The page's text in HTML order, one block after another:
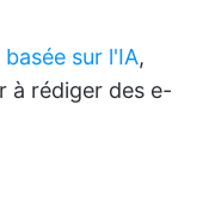
sur l'IA,
à rédiger des e-